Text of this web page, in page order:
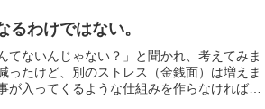
わけではない。
ないんじゃない？」と聞かれ、考えてみま
ったけど、別のストレス（金銭面）は増えま
入ってくるような仕組みを作らなければな